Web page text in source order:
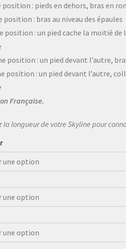
position : pieds en dehors, bras en
position : bras au niveau des épaules
position : un pied cache la moitié de
position : un pied devant l’autre,
position : un pied devant l’autre,
Française.
la longueur de votre Skyline pour